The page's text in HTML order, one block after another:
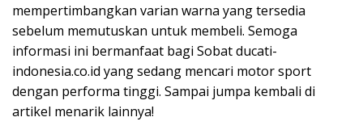
mempertimbangkan varian warna yang tersedia
sebelum memutuskan untuk membeli. Semoga
informasi ini bermanfaat bagi Sobat ducati-
indonesia.co.id yang sedang mencari motor sport
dengan performa tinggi. Sampai jumpa kembali di
artikel menarik lainnya!